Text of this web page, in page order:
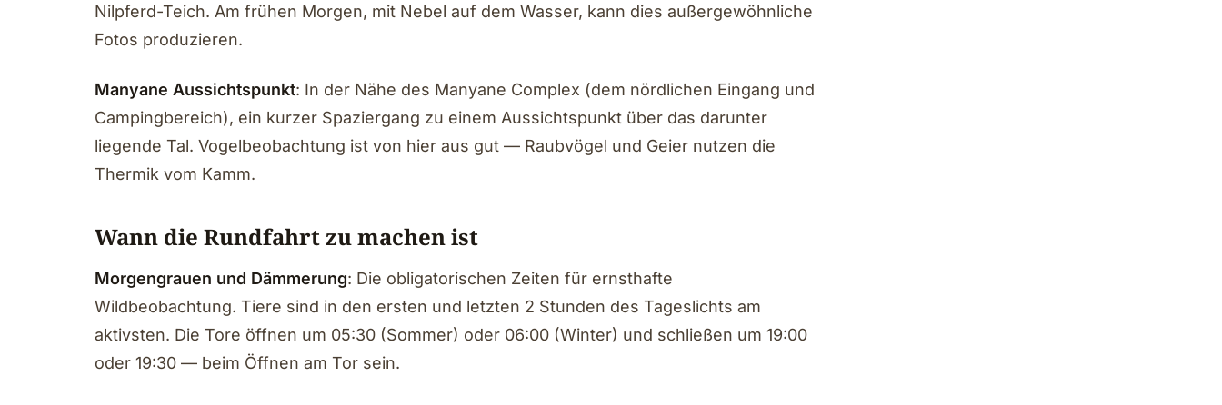
Nilpferd-Teich. Am frühen Morgen, mit Nebel auf dem Wasser, kann dies außergewöhnliche
Fotos produzieren.
Manyane Aussichtspunkt: In der Nähe des Manyane Complex (dem nördlichen Eingang und
Campingbereich), ein kurzer Spaziergang zu einem Aussichtspunkt über das darunter
liegende Tal. Vogelbeobachtung ist von hier aus gut — Raubvögel und Geier nutzen die
Thermik vom Kamm.
Wann die Rundfahrt zu machen ist
Morgengrauen und Dämmerung: Die obligatorischen Zeiten für ernsthafte
Wildbeobachtung. Tiere sind in den ersten und letzten 2 Stunden des Tageslichts am
aktivsten. Die Tore öffnen um 05:30 (Sommer) oder 06:00 (Winter) und schließen um 19:00
oder 19:30 — beim Öffnen am Tor sein.